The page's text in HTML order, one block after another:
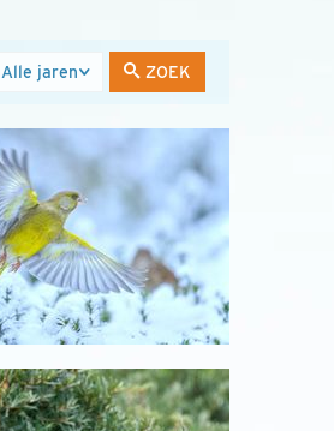
Jaren ZOEK